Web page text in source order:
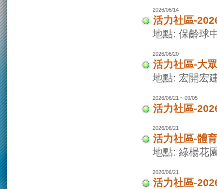
2026/06/14
活力社區-
地點: 保齡球
2026/06/20
活力社區-大
地點: 宏開宏
2026/06/21 ~ 09/05
活力社區-
2026/06/21
活力社區-體
地點: 綠楊花
2026/06/21
活力社區-